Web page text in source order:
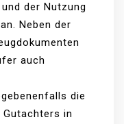
der Nutzung
Neben der
auch
die
Gutachters in